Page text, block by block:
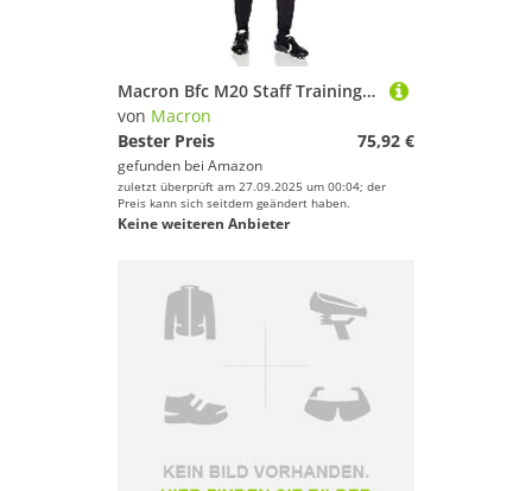
Macron Bfc M20 Staff Training 1/4 Zip Trainingsanzug Nerm/Ros/NAV Ml SR, offizielles Bologna FC 2020/21 Herren, Schwarz, S
von Macron
Bester Preis
75,92 €
gefunden bei Amazon
zuletzt überprüft am 27.09.2025 um 00:04; der
Preis kann sich seitdem geändert haben.
Keine weiteren Anbieter